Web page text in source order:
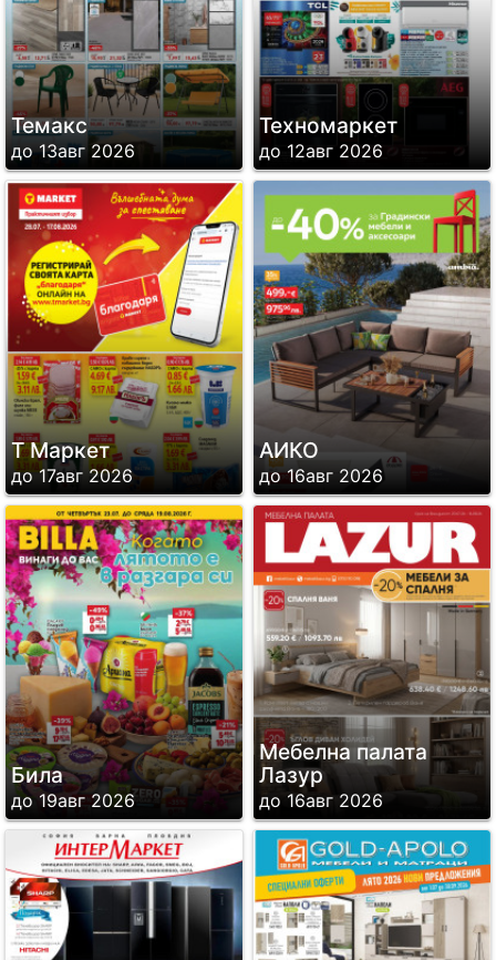
Темакс
до 13авг 2026
Техномаркет
до 12авг 2026
Т Маркет
до 17авг 2026
АИКО
до 16авг 2026
Била
до 19авг 2026
Мебелна палата
Лазур
до 16авг 2026